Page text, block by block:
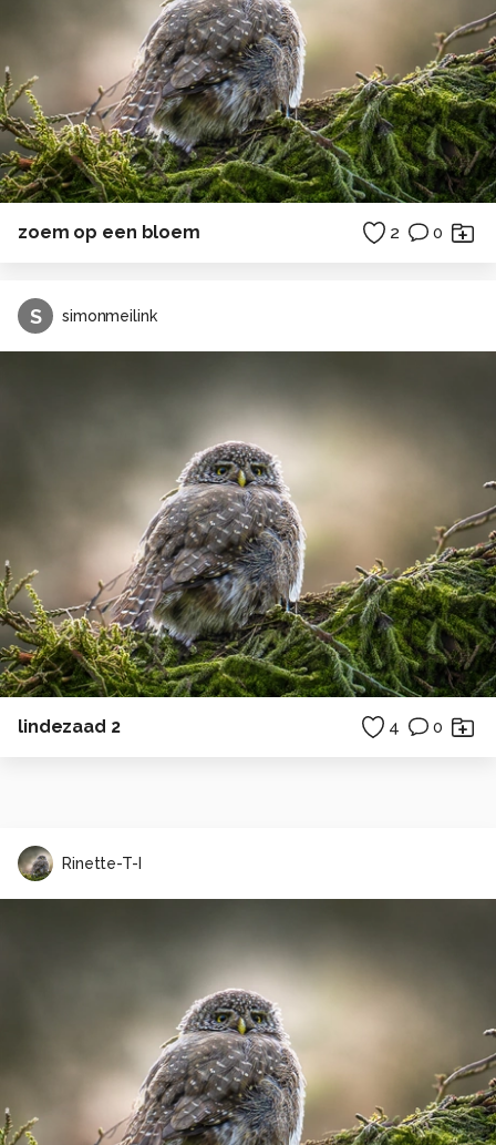
zoem op een bloem 2 0
S simonmeilink
lindezaad 2 4 0
Rinette-T-I